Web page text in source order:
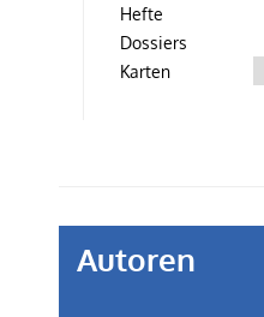
Hefte
Dossiers
Karten
Autoren